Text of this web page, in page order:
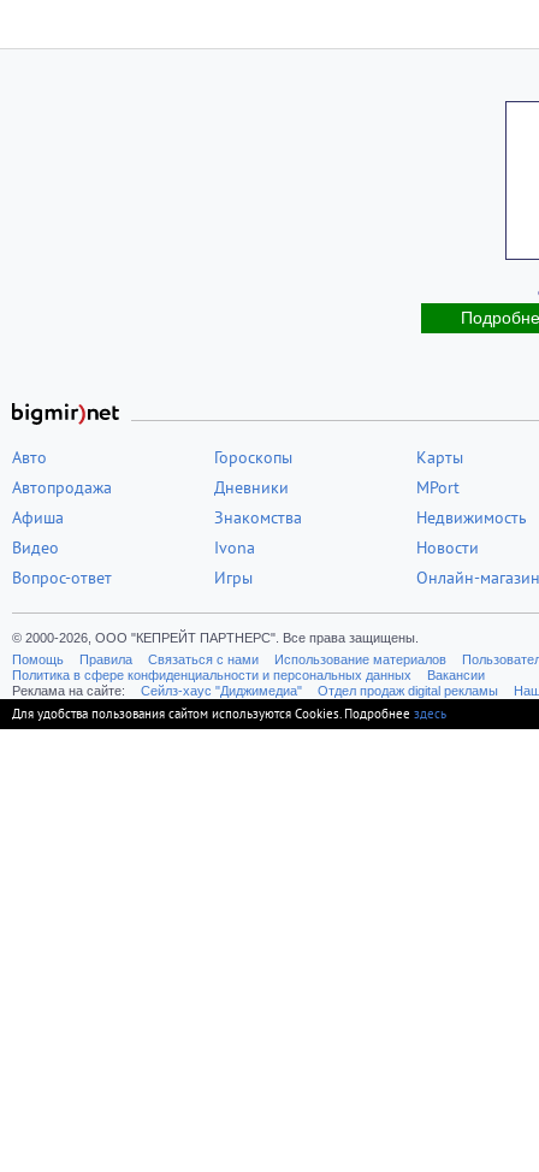
Авто
Автопродажа
Афиша
Видео
Вопрос-ответ
Гороскопы
Дневники
Знакомства
Ivona
Игры
Карты
MPort
Недвижимость
Новости
Онлайн-магазин
© 2000-2026, ООО "КЕПРЕЙТ ПАРТНЕРС". Все права защищены.
Помощь
Правила Связаться с нами Использование материалов
Политика в сфере конфиденциальности и персональных данных
Вакансии
Реклама на сайте:
Cейлз-хаус "Диджимедиа" Отдел продаж digital рекламы
Для удобства пользования сайтом используются Cookies. Подробнее здесь